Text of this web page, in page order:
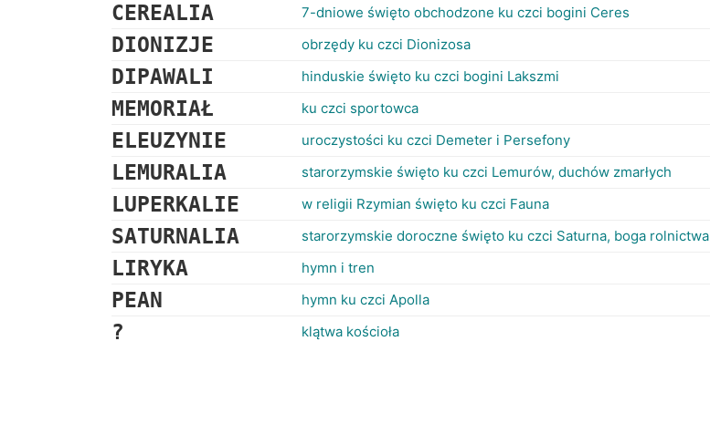
CEREALIA 7-dniowe święto obchodzone ku czci bogini Ceres
DIONIZJE obrzędy ku czci Dionizosa
DIPAWALI hinduskie święto ku czci bogini Lakszmi
MEMORIAŁ ku czci sportowca
ELEUZYNIE uroczystości ku czci Demeter i Persefony
LEMURALIA starorzymskie święto ku czci Lemurów, duchów zmarłych
LUPERKALIE w religii Rzymian święto ku czci Fauna
SATURNALIA starorzymskie doroczne święto ku czci Saturna, boga rolnictwa
LIRYKA hymn i tren
PEAN hymn ku czci Apolla
? klątwa kościoła